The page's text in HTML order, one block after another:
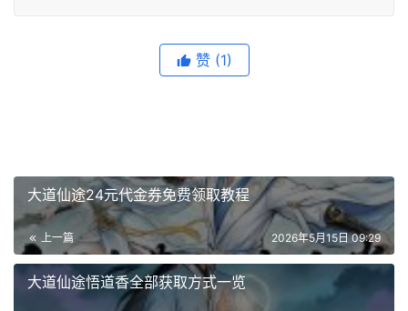
赞 (1)
大道仙途24元代金券免费领取教程
上一篇 2026年5月15日 09:29
大道仙途悟道香全部获取方式一览